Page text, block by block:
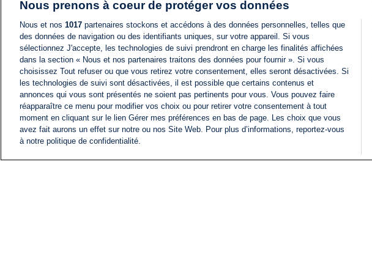
Nous prenons à coeur de protéger vos données
Nous et nos 1017 partenaires stockons et accédons à des données personnelles, telles que
des données de navigation ou des identifiants uniques, sur votre appareil. Si vous
sélectionnez J'accepte, les technologies de suivi prendront en charge les finalités affichées
dans la section « Nous et nos partenaires traitons des données pour fournir ». Si vous
choisissez Tout refuser ou que vous retirez votre consentement, elles seront désactivées. Si
les technologies de suivi sont désactivées, il est possible que certains contenus et
annonces qui vous sont présentés ne soient pas pertinents pour vous. Vous pouvez faire
réapparaître ce menu pour modifier vos choix ou pour retirer votre consentement à tout
moment en cliquant sur le lien Gérer mes préférences en bas de page. Les choix que vous
avez fait aurons un effet sur notre ou nos Site Web. Pour plus d’informations, reportez-vous
à notre politique de confidentialité.